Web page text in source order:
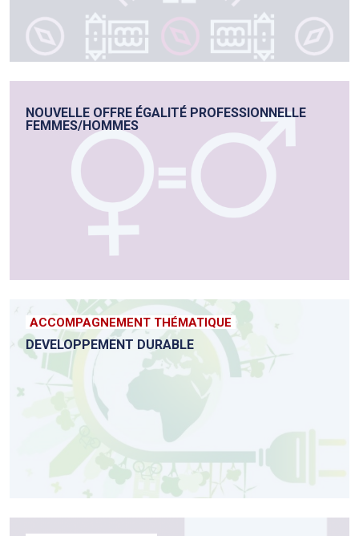
NOUVELLE OFFRE ÉGALITÉ PROFESSIONNELLE
FEMMES/HOMMES
ACCOMPAGNEMENT THÉMATIQUE
DEVELOPPEMENT DURABLE